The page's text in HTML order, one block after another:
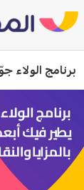
برنامج الولاء